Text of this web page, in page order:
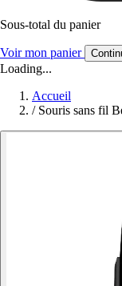
Sous-total du panier
Voir mon panier
Loading...
Accueil
/ Souris sans fil